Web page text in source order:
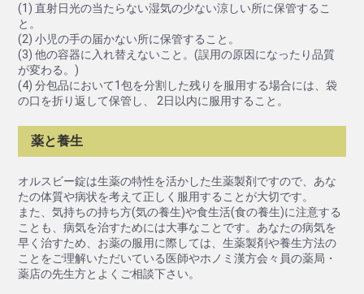
(1) 直射日光の当たらない湿気の少ない涼しい所に保管するこ
と。
(2) 小児の手の届かない所に保管すること。
(3) 他の容器に入れ替えないこと。(誤用の原因になったり品質
が変わる。)
(4) 分包品において1包を分割した残りを服用する場合には、袋
の口を折り返して保管し、 2日以内に服用すること。
薬と養生
オルスビー錠は生薬の特性を活かした生薬製剤ですので、あな
たの体質や病状を考えて正しく服用することが大切です。
また、気持ちの持ち方(気の養生)や食生活(食の養生)に注意する
ことも、病気を治すためには大事なことです。あなたの病気を
早く治すため、お薬の服用に際しては、生薬製剤や養生方法の
ことをご理解いただいている医師やホノミ漢方会々員の薬局・
薬店の先生方とよくご相談下さい。